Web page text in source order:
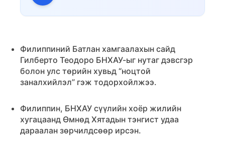
Филиппиний Батлан хамгаалахын сайд
Гилберто Теодоро БНХАУ-ыг нутаг дэвсгэр
болон улс төрийн хувьд “ноцтой
заналхийлэл” гэж тодорхойлжээ.
Филиппин, БНХАУ сүүлийн хоёр жилийн
хугацаанд Өмнөд Хятадын тэнгист удаа
дараалан зөрчилдсөөр ирсэн.